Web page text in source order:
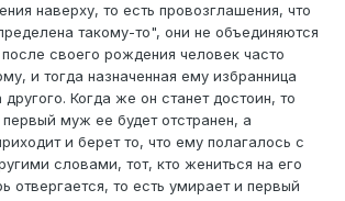
наверху, то есть провозглашения, что
такому-то", они не объединяются
своего рождения человек часто
и тогда назначенная ему избранница
Когда же он станет достоин, то
муж ее будет отстранен, а
и берет то, что ему полагалось с
словами, тот, кто жениться на его
отвергается, то есть умирает и первый